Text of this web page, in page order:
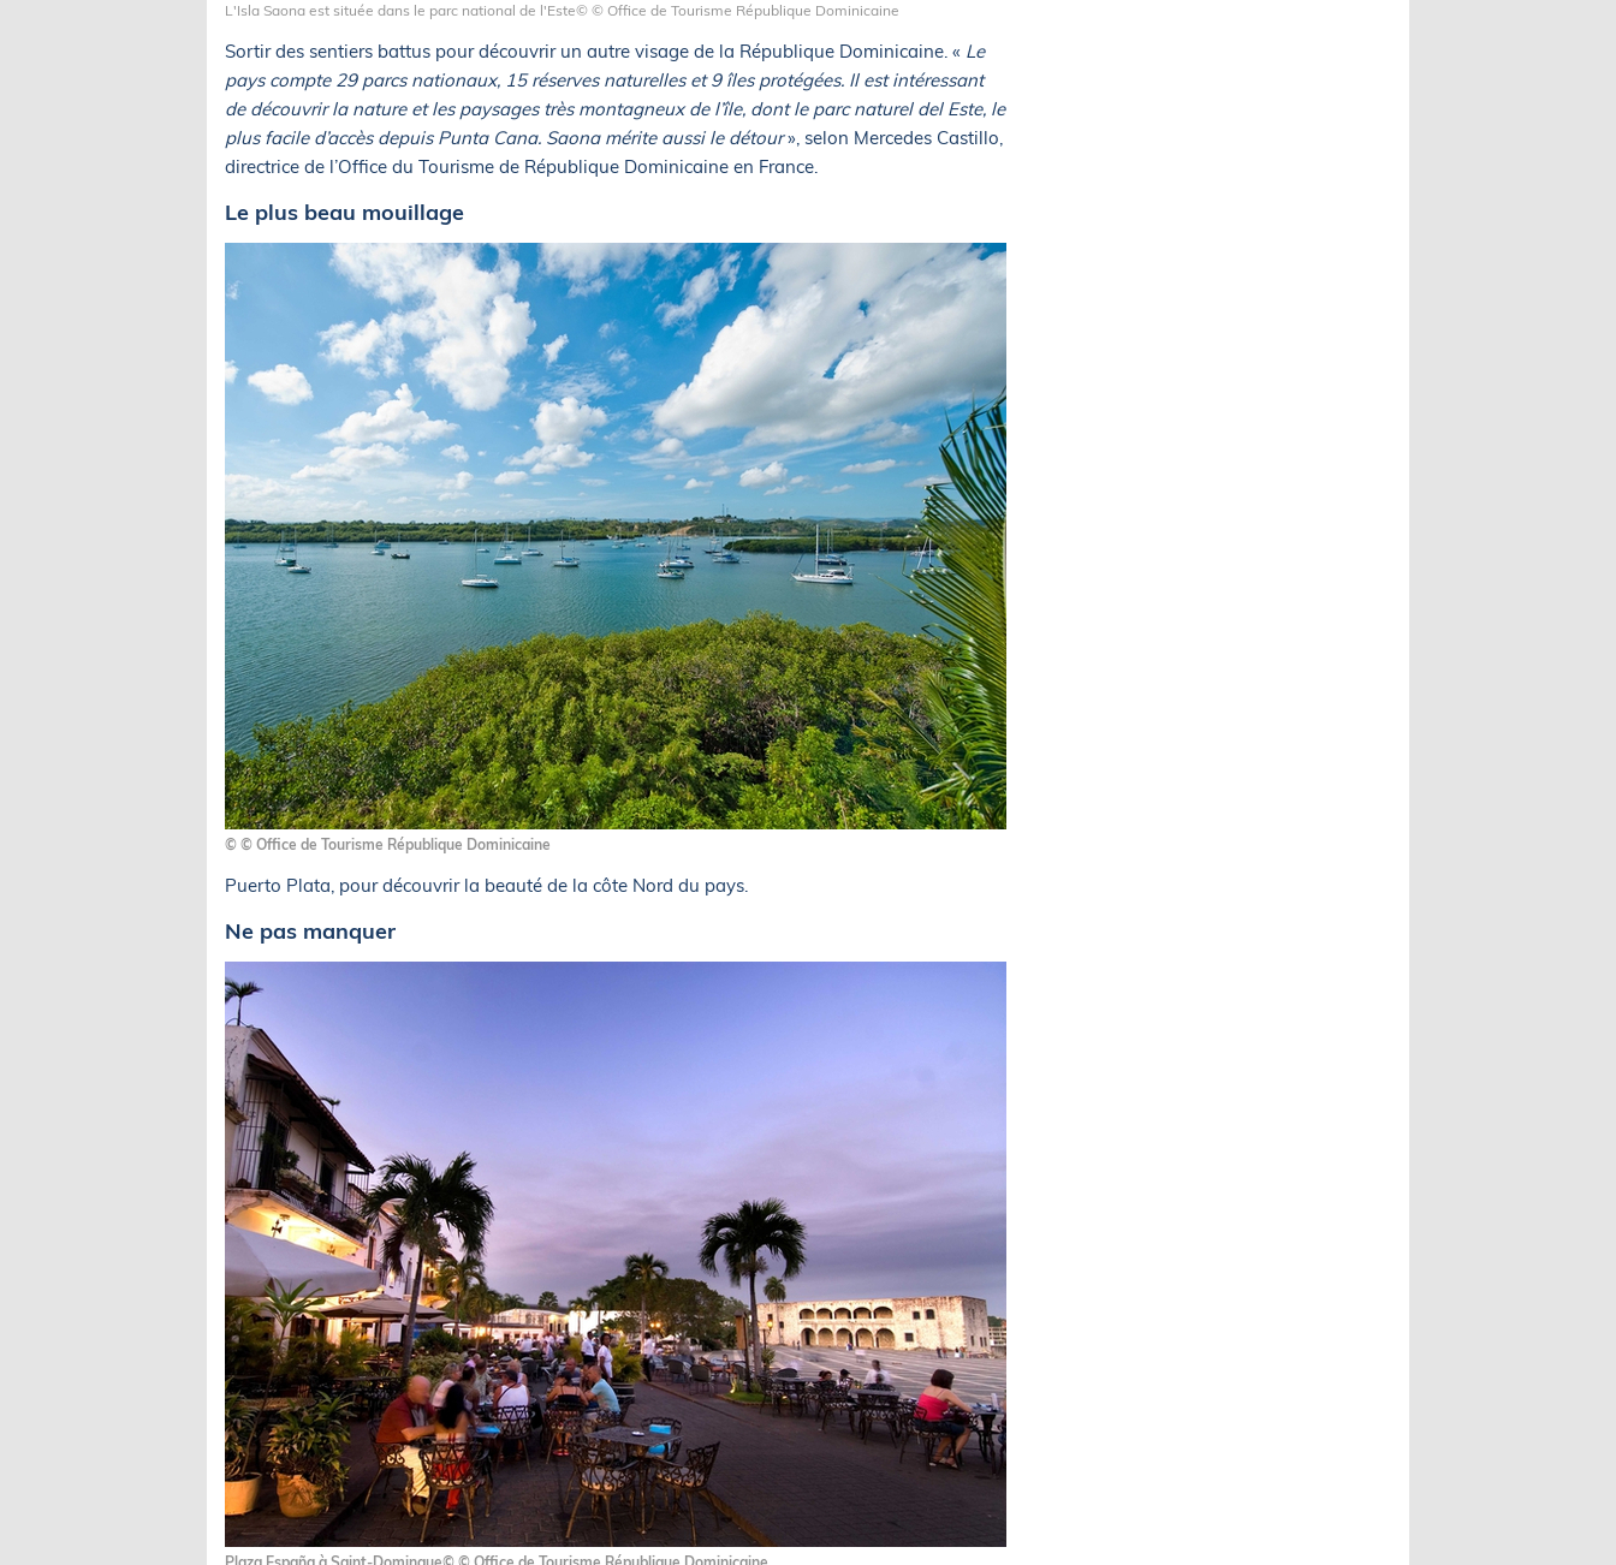
L'Isla Saona est située dans le parc national de l'Este© © Office de Tourisme République Dominicaine
Sortir des sentiers battus pour découvrir un autre visage de la République Dominicaine. « Le
pays compte 29 parcs nationaux, 15 réserves naturelles et 9 îles protégées. Il est intéressant
de découvrir la nature et les paysages très montagneux de l’île, dont le parc naturel del Este, le
plus facile d’accès depuis Punta Cana. Saona mérite aussi le détour», selon Mercedes Castillo,
directrice de l’Office du Tourisme de République Dominicaine en France.
Le plus beau mouillage
© © Office de Tourisme République Dominicaine
Puerto Plata, pour découvrir la beauté de la côte Nord du pays.
Ne pas manquer